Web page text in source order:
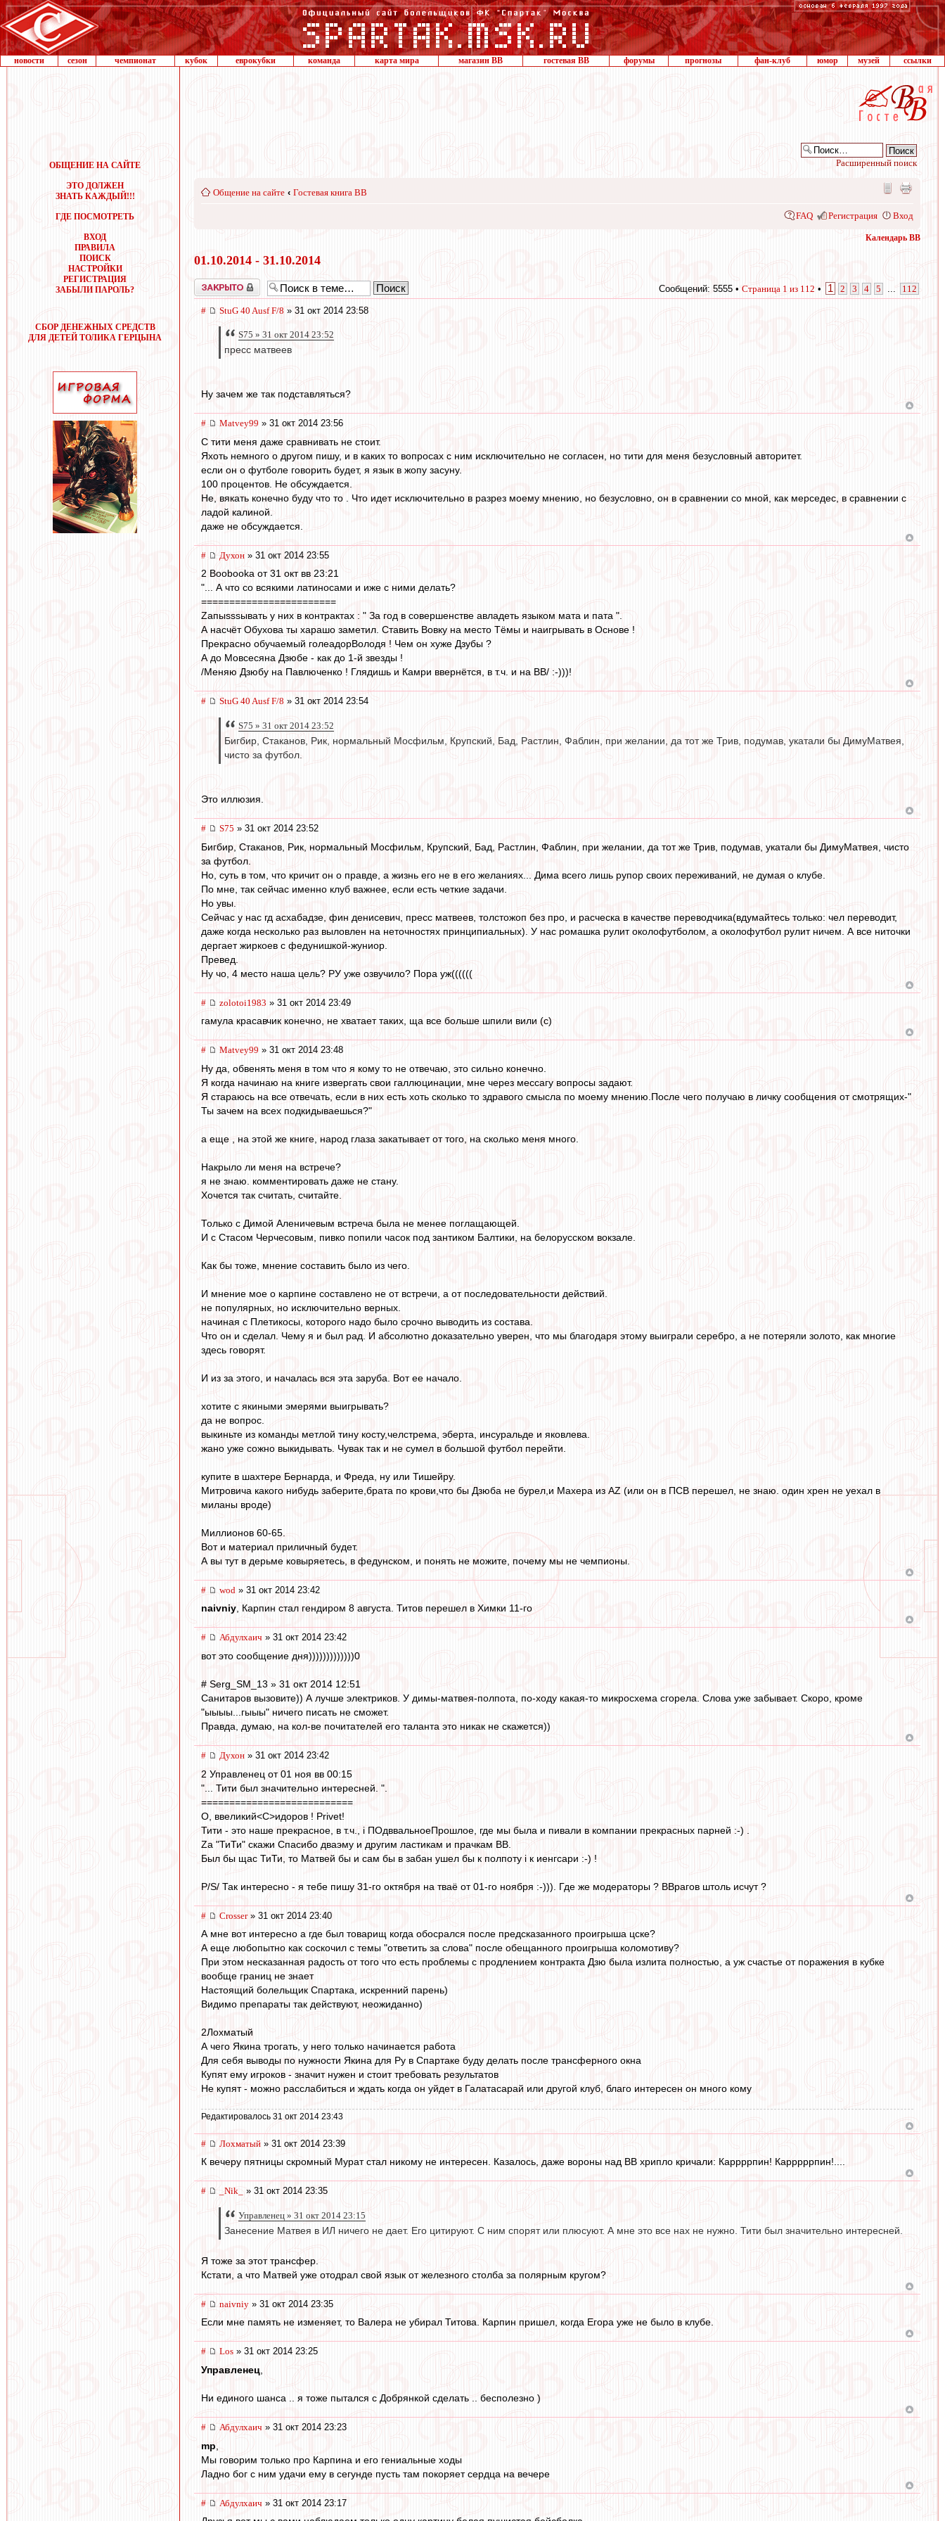
новости сезон чемпионат кубок еврокубки команда карта мира магазин ВВ гостевая ВВ форумы прогнозы фан-клуб юмор музей ссылки
ОБЩЕНИЕ НА САЙТЕ
ЭТО ДОЛЖЕН
ЗНАТЬ КАЖДЫЙ!!!
ГДЕ ПОСМОТРЕТЬ
ВХОД
ПРАВИЛА
ПОИСК
НАСТРОЙКИ
РЕГИСТРАЦИЯ
ЗАБЫЛИ ПАРОЛЬ?
СБОР ДЕНЕЖНЫХ СРЕДСТВ
ДЛЯ ДЕТЕЙ ТОЛИКА ГЕРЦЫНА
Расширенный поиск
Общение на сайте ‹ Гостевая книга ВВ
FAQ Регистрация Вход
Календарь ВВ
01.10.2014 - 31.10.2014
Закрыто Сообщений: 5555 • Страница 1 из 112 • 1 2 3 4 5 112
# StuG 40 Ausf F/8 » 31 окт 2014 23:58
S75 » 31 окт 2014 23:52
пресс матвеев
Ну зачем же так подставляться?
# Matvey99 » 31 окт 2014 23:56
С тити меня даже сравнивать не стоит.
Яхоть немного о другом пишу, и в каких то вопросах с ним исключительно не согласен, но тити для меня безусловный авторитет.
если он о футболе говорить будет, я язык в жопу засуну.
100 процентов. Не обсуждается.
Не, вякать конечно буду что то . Что идет исключительно в разрез моему мнению, но безусловно, он в сравнении со мной, как мерседес, в сравнении с
ладой калиной.
даже не обсуждается.
# Духон » 31 окт 2014 23:55
2 Boobooka от 31 окт вв 23:21
"... А что со всякими латиносами и иже с ними делать?
========================
Zапыsssывать у них в контрактах : " За год в совершенстве авладеть языком мата и пата ".
А насчёт Обухова ты харашо заметил. Ставить Вовку на место Тёмы и наигрывать в Основе !
Прекрасно обучаемый голеадорВолодя ! Чем он хуже Дзубы ?
А до Мовсесяна Дзюбе - как до 1-й звезды !
/Меняю Дзюбу на Павлюченко ! Глядишь и Камри ввернётся, в т.ч. и на ВВ/ :-)))!
# StuG 40 Ausf F/8 » 31 окт 2014 23:54
S75 » 31 окт 2014 23:52
Бигбир, Стаканов, Рик, нормальный Мосфильм, Крупский, Бад, Растлин, Фаблин, при желании, да тот же Трив, подумав, укатали бы ДимуМатвея,
чисто за футбол.
Это иллюзия.
# S75 » 31 окт 2014 23:52
Бигбир, Стаканов, Рик, нормальный Мосфильм, Крупский, Бад, Растлин, Фаблин, при желании, да тот же Трив, подумав, укатали бы ДимуМатвея, чисто
за футбол.
Но, суть в том, что кричит он о правде, а жизнь его не в его желаниях... Дима всего лишь рупор своих переживаний, не думая о клубе.
По мне, так сейчас именно клуб важнее, если есть четкие задачи.
Но увы.
Сейчас у нас гд асхабадзе, фин денисевич, пресс матвеев, толстожоп без про, и расческа в качестве переводчика(вдумайтесь только: чел переводит,
даже когда несколько раз выловлен на неточностях принципиальных). У нас ромашка рулит околофутболом, а околофутбол рулит ничем. А все ниточки
дергает жиркоев с федунишкой-жуниор.
Превед.
Ну чо, 4 место наша цель? РУ уже озвучило? Пора уж((((((
# zolotoi1983 » 31 окт 2014 23:49
гамула красавчик конечно, не хватает таких, ща все больше шпили вили (с)
# Matvey99 » 31 окт 2014 23:48
Ну да, обвенять меня в том что я кому то не отвечаю, это сильно конечно.
Я когда начинаю на книге извергать свои галлюцинации, мне через мессагу вопросы задают.
Я стараюсь на все отвечать, если в них есть хоть сколько то здравого смысла по моему мнению.После чего получаю в личку сообщения от смотрящих-"
Ты зачем на всех подкидываешься?"
а еще , на этой же книге, народ глаза закатывает от того, на сколько меня много.
Накрыло ли меня на встрече?
я не знаю. комментировать даже не стану.
Хочется так считать, считайте.
Только с Димой Аленичевым встреча была не менее поглащающей.
И с Стасом Черчесовым, пивко попили часок под зантиком Балтики, на белорусском вокзале.
Как бы тоже, мнение составить было из чего.
И мнение мое о карпине составлено не от встречи, а от последовательности действий.
не популярных, но исключительно верных.
начиная с Плетикосы, которого надо было срочно выводить из состава.
Что он и сделал. Чему я и был рад. И абсолютно доказательно уверен, что мы благодаря этому выиграли серебро, а не потеряли золото, как многие
здесь говорят.
И из за этого, и началась вся эта заруба. Вот ее начало.
хотите с якиными эмерями выигрывать?
да не вопрос.
выкиньте из команды метлой тину косту,челстрема, эберта, инсуральде и яковлева.
жано уже сожно выкидывать. Чувак так и не сумел в большой футбол перейти.
купите в шахтере Бернарда, и Фреда, ну или Тишейру.
Митровича какого нибудь заберите,брата по крови,что бы Дзюба не бурел,и Махера из АZ (или он в ПСВ перешел, не знаю. один хрен не уехал в
миланы вроде)
Миллионов 60-65.
Вот и материал приличный будет.
А вы тут в дерьме ковыряетесь, в федунском, и понять не можите, почему мы не чемпионы.
# wod » 31 окт 2014 23:42
naivniy, Карпин стал гендиром 8 августа. Титов перешел в Химки 11-го
# Абдулхаич » 31 окт 2014 23:42
вот это сообщение дня)))))))))))))0
# Serg_SM_13 » 31 окт 2014 12:51
Санитаров вызовите)) А лучше электриков. У димы-матвея-полпота, по-ходу какая-то микросхема сгорела. Слова уже забывает. Скоро, кроме
"ыыыы...гыыы" ничего писать не сможет.
Правда, думаю, на кол-ве почитателей его таланта это никак не скажется))
# Духон » 31 окт 2014 23:42
2 Управленец от 01 ноя вв 00:15
"... Тити был значительно интересней. ".
===========================
О, ввеликий<C>идоров ! Privet!
Тити - это наше прекрасное, в т.ч., i ПОдввальноеПрошлое, где мы была и пивали в компании прекрасных парней :-) .
Zа "ТиТи" скажи Спасибо дваэму и другим ластикам и прачкам ВВ.
Был бы щас ТиТи, то Матвей бы и сам бы в забан ушел бы к полпоту i к иенгсари :-) !
P/S/ Так интересно - я тебе пишу 31-го октября на тваё от 01-го ноября :-))). Где же модераторы ? ВВрагов штоль исчут ?
# Crosser» 31 окт 2014 23:40
А мне вот интересно а где был товарищ когда обосрался после предсказанного проигрыша цске?
А еще любопытно как соскочил с темы "ответить за слова" после обещанного проигрыша коломотиву?
При этом несказанная радость от того что есть проблемы с продлением контракта Дзю была излита полностью, а уж счастье от поражения в кубке
вообще границ не знает
Настоящий болельщик Спартака, искренний парень)
Видимо препараты так действуют, неожиданно)
2Лохматый
А чего Якина трогать, у него только начинается работа
Для себя выводы по нужности Якина для Ру в Спартаке буду делать после трансферного окна
Купят ему игроков - значит нужен и стоит требовать результатов
Не купят - можно расслабиться и ждать когда он уйдет в Галатасарай или другой клуб, благо интересен он много кому
Редактировалось 31 окт 2014 23:43
# Лохматый » 31 окт 2014 23:39
К вечеру пятницы скромный Мурат стал никому не интересен. Казалось, даже вороны над ВВ хрипло кричали: Каррррпин! Карррррпин!....
# _Nik_ » 31 окт 2014 23:35
Управленец » 31 окт 2014 23:15
Занесение Матвея в ИЛ ничего не дает. Его цитируют. С ним спорят или плюсуют. А мне это все нах не нужно. Тити был значительно интересней.
Я тоже за этот трансфер.
Кстати, а что Матвей уже отодрал свой язык от железного столба за полярным кругом?
# naivniy » 31 окт 2014 23:35
Если мне память не изменяет, то Валера не убирал Титова. Карпин пришел, когда Егора уже не было в клубе.
# Los » 31 окт 2014 23:25
Управленец
Ни единого шанса .. я тоже пытался с Добрянкой сделать .. бесполезно )
# Абдулхаич » 31 окт 2014 23:23
mp
Мы говорим только про Карпина и его гениальные ходы
Ладно бог с ним удачи ему в сегунде пусть там покоряет сердца на вечере
# Абдулхаич » 31 окт 2014 23:17